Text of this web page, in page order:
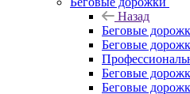
Назад
Беговые
Беговые
Беговые
Беговые